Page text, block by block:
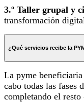
3.º Taller grupal y
transformación
¿Qué servicios recibe la
La pyme
cabo todas las fases
completando el